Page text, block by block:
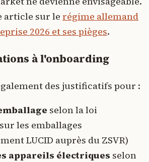
article sur le régime allemand
2026 et ses pièges.
à l'onboarding
des justificatifs pour :
selon la loi
les emballages
LUCID auprès du ZSVR)
appareils électriques selon